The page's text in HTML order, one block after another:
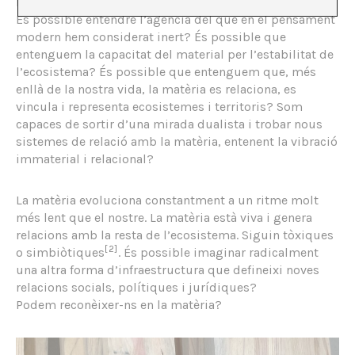
És possible entendre l’agència del que en el pensament
modern hem considerat inert? És possible que
entenguem la capacitat del material per l’estabilitat de
l’ecosistema? És possible que entenguem que, més
enllà de la nostra vida, la matèria es relaciona, es
vincula i representa ecosistemes i territoris? Som
capaces de sortir d’una mirada dualista i trobar nous
sistemes de relació amb la matèria, entenent la vibració
immaterial i relacional?
La matèria evoluciona constantment a un ritme molt
més lent que el nostre. La matèria està viva i genera
relacions amb la resta de l’ecosistema. Siguin tòxiques
o simbiòtiques [2] . És possible imaginar radicalment
una altra forma d’infraestructura que defineixi noves
relacions socials, polítiques i jurídiques?
Podem reconèixer-ns en la matèria?